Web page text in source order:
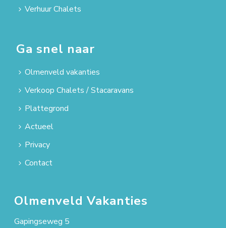
Verhuur Chalets
Ga snel naar
Olmenveld vakanties
Verkoop Chalets / Stacaravans
Plattegrond
Actueel
Privacy
Contact
Olmenveld Vakanties
Gapingseweg 5